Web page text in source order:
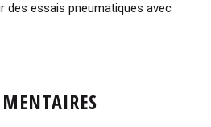
des essais pneumatiques avec